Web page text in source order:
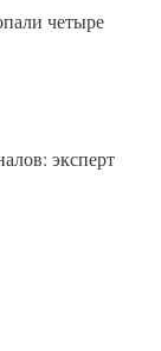
четыре
эксперт